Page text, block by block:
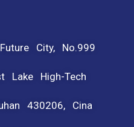
City, No.999
Lake High-Tech
430206, Cina